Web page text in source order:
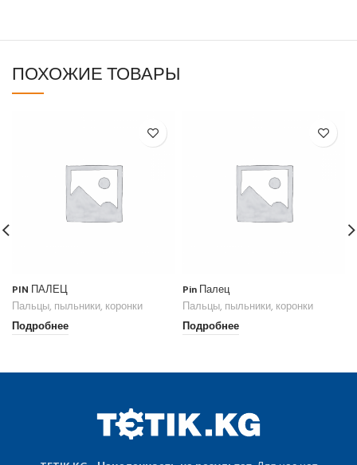
ПОХОЖИЕ ТОВАРЫ
PIN ПАЛЕЦ
Пальцы, пыльники, коронки
Подробнее
Pin Палец
Пальцы, пыльники, коронки
Подробнее